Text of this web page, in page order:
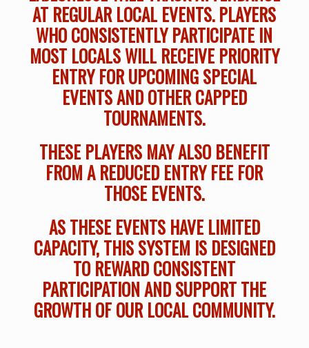
AT REGULAR LOCAL EVENTS. PLAYERS
WHO CONSISTENTLY PARTICIPATE IN
MOST LOCALS WILL RECEIVE PRIORITY
ENTRY FOR UPCOMING SPECIAL
EVENTS AND OTHER CAPPED
TOURNAMENTS.
THESE PLAYERS MAY ALSO BENEFIT
FROM A REDUCED ENTRY FEE FOR
THOSE EVENTS.
AS THESE EVENTS HAVE LIMITED
CAPACITY, THIS SYSTEM IS DESIGNED
TO REWARD CONSISTENT
PARTICIPATION AND SUPPORT THE
GROWTH OF OUR LOCAL COMMUNITY.